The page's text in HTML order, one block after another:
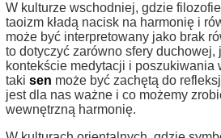
W kulturze wschodniej, gdzie
taoizm kładą nacisk na harmonię i
może być interpretowany jako brak
to dotyczyć zarówno sfery duchowej,
kontekście medytacji i poszukiwania
taki sen może być zachętą do
jest dla nas ważne i co możemy
wewnętrzną harmonię.